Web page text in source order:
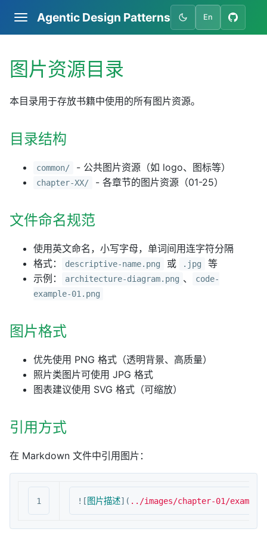
Agentic Design Patterns En
图片资源目录
本目录用于存放书籍中使用的所有图片资源。
目录结构
common/ - 公共图片资源（如 logo、图标等）
chapter-XX/ - 各章节的图片资源（01-25）
文件命名规范
使用英文命名，小写字母，单词间用连字符分隔
格式：
descriptive-name.png 或 .jpg
等
示例：
architecture-diagram.png 、
code-
example-01.png
图片格式
优先使用 PNG 格式（透明背景、高质量）
照片类图片可使用 JPG 格式
图表建议使用 SVG 格式（可缩放）
引用方式
在 Markdown 文件中引用图片：
![ 图片描述]( ../images/chapter-01/